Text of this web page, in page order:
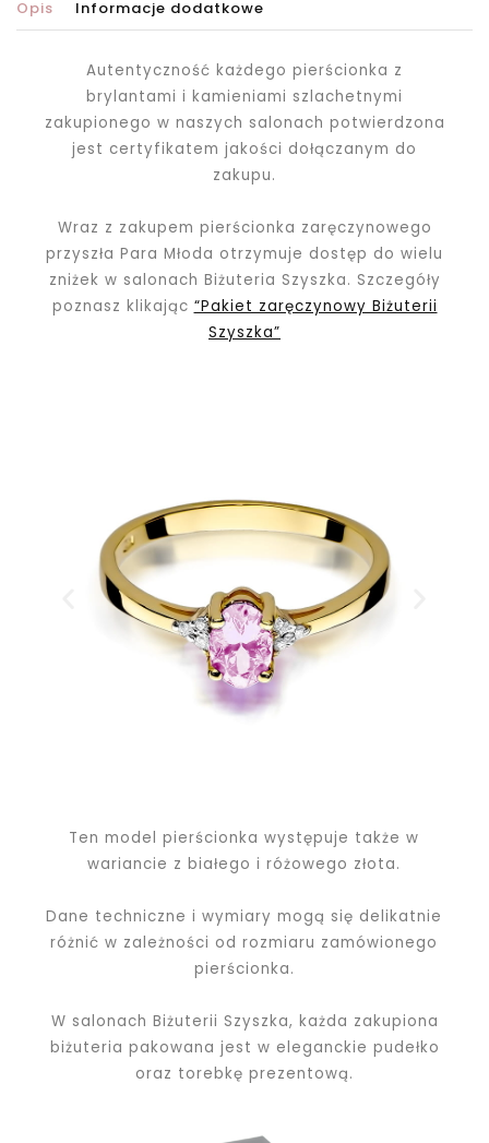
Opis Informacje dodatkowe
Autentyczność każdego pierścionka z
brylantami i kamieniami szlachetnymi
zakupionego w naszych salonach potwierdzona
jest certyfikatem jakości dołączanym do
zakupu.
Wraz z zakupem pierścionka zaręczynowego
przyszła Para Młoda otrzymuje dostęp do wielu
zniżek w salonach Biżuteria Szyszka. Szczegóły
poznasz klikając “Pakiet zaręczynowy Biżuterii
Szyszka”
Ten model pierścionka występuje także w
wariancie z białego i różowego złota.
Dane techniczne i wymiary mogą się delikatnie
różnić w zależności od rozmiaru zamówionego
pierścionka.
W salonach Biżuterii Szyszka, każda zakupiona
biżuteria pakowana jest w eleganckie pudełko
oraz torebkę prezentową.